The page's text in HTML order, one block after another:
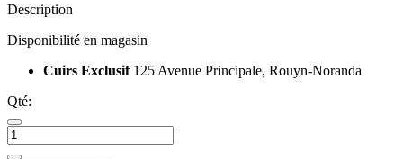
Description
Disponibilité en magasin
Cuirs Exclusif 125 Avenue Principale, Rouyn-Noranda
Qté: